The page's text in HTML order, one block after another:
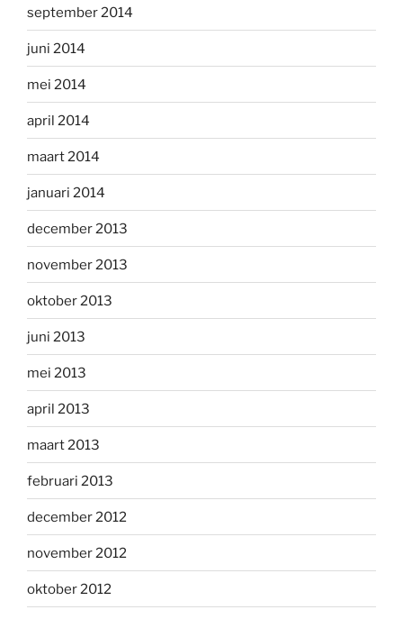
september 2014
juni 2014
mei 2014
april 2014
maart 2014
januari 2014
december 2013
november 2013
oktober 2013
juni 2013
mei 2013
april 2013
maart 2013
februari 2013
december 2012
november 2012
oktober 2012